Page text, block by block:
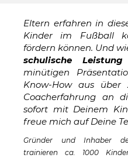
Eltern erfahren in
Kinder im Fußball
fördern können. Und
schulische Leistung
minütigen
Know-How aus über
Coacherfahrung an
sofort mit Deinem
freue mich auf Deine
Gründer und Inhaber
trainieren ca. 1000